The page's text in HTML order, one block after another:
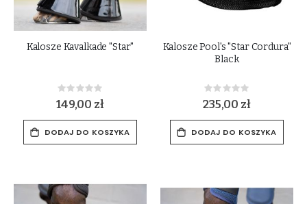
Kalosze Kavalkade "Star"
Rating:
0%
149,00 zł
DODAJ DO KOSZYKA
Kalosze Pool's "Star Cordura"
Black
Rating:
0%
235,00 zł
DODAJ DO KOSZYKA